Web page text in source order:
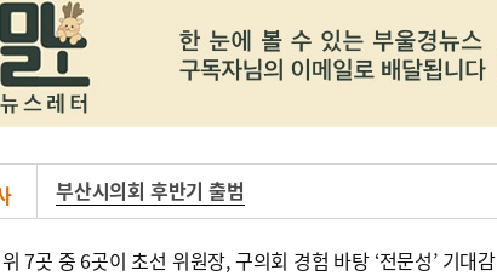
부산시의회 후반기 출범
7곳 중 6곳이 초선 위원장, 구의회 경험 바탕 ‘전문성’ 기대감